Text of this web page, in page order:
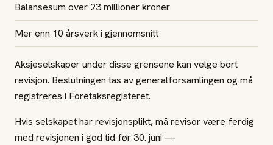
Balansesum over 23 millioner kroner
Mer enn 10 årsverk i gjennomsnitt
Aksjeselskaper under disse grensene kan velge bort
revisjon. Beslutningen tas av generalforsamlingen og må
registreres i Foretaksregisteret.
Hvis selskapet har revisjonsplikt, må revisor være ferdig
med revisjonen i god tid før 30. juni —